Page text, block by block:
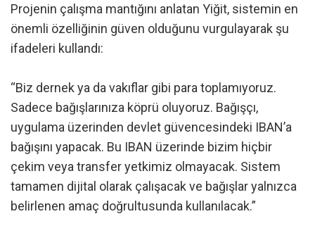
Projenin çalışma mantığını anlatan Yiğit, sistemin en
önemli özelliğinin güven olduğunu vurgulayarak şu
ifadeleri kullandı:
“Biz dernek ya da vakıflar gibi para toplamıyoruz.
Sadece bağışlarınıza köprü oluyoruz. Bağışçı,
uygulama üzerinden devlet güvencesindeki IBAN’a
bağışını yapacak. Bu IBAN üzerinde bizim hiçbir
çekim veya transfer yetkimiz olmayacak. Sistem
tamamen dijital olarak çalışacak ve bağışlar yalnızca
belirlenen amaç doğrultusunda kullanılacak.”